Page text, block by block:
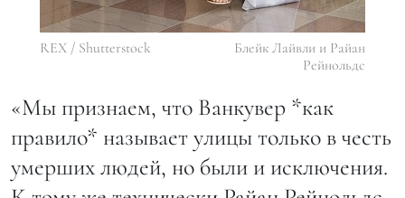
REX / Shutterstock
Блейк Лайвли и Райан
Рейнольдс
«Мы признаем, что Ванкувер *как
правило* называет улицы только в честь
умерших людей, но были и исключения.